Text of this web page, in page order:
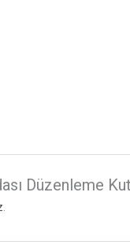
Düzenleme
.